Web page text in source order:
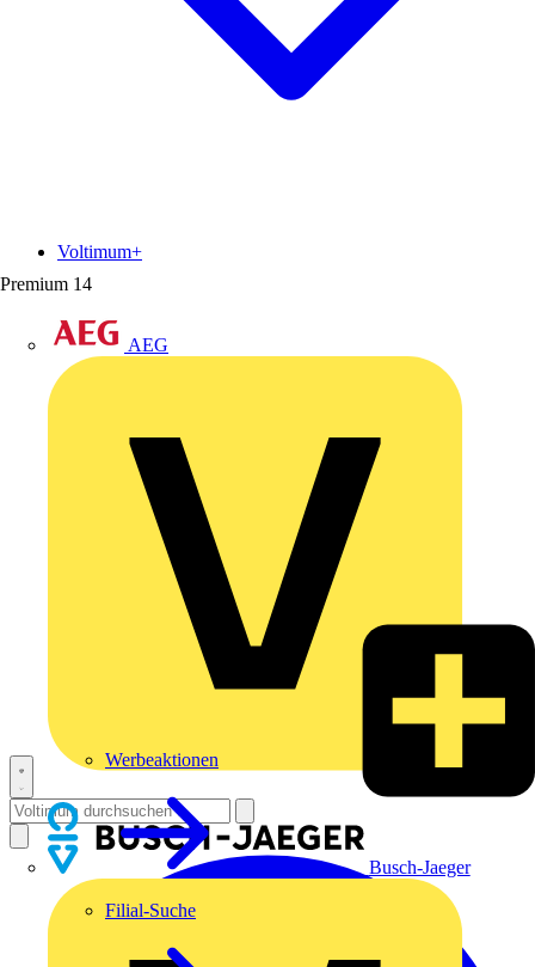
Premium 14
AEG
Busch-Jaeger
Voltimum+
Werbeaktionen
Filial-Suche